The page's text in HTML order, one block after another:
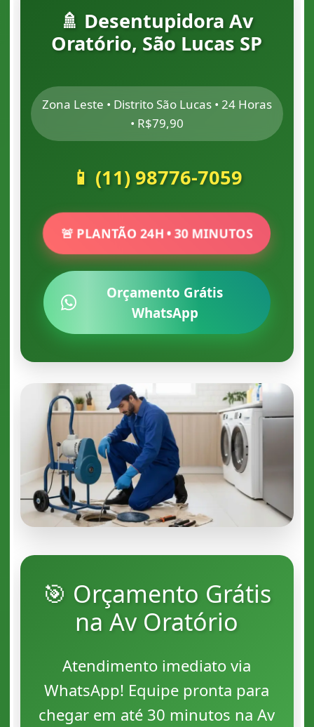
🚿 Desentupidora Av
Oratório, São Lucas SP
Zona Leste • Distrito São Lucas • 24 Horas
• R$79,90
📱 (11) 98776-7059
🚨 PLANTÃO 24H • 30 MINUTOS
Orçamento Grátis
WhatsApp
🎯 Orçamento Grátis
na Av Oratório
Atendimento imediato via
WhatsApp! Equipe pronta para
chegar em até 30 minutos na Av